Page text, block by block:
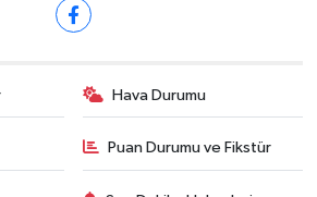
Hava Durumu
Puan Durumu ve Fikstür